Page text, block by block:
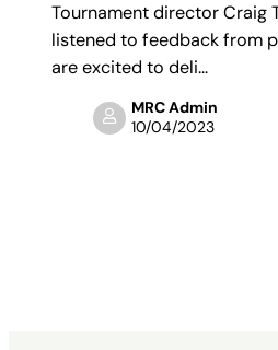
Tournament director Craig
listened to feedback from
are excited to deli…
MRC Admin
10/04/2023